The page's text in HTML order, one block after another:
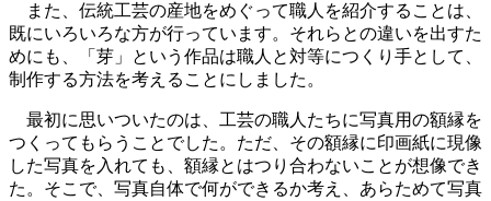
また、伝統工芸の産地をめぐって職人を紹介することは、
既にいろいろな方が行っています。それらとの違いを出すた
めにも、「芽」という作品は職人と対等につくり手として、
制作する方法を考えることにしました。
最初に思いついたのは、工芸の職人たちに写真用の額縁を
つくってもらうことでした。ただ、その額縁に印画紙に現像
した写真を入れても、額縁とはつり合わないことが想像でき
た。そこで、写真自体で何ができるか考え、あらためて写真